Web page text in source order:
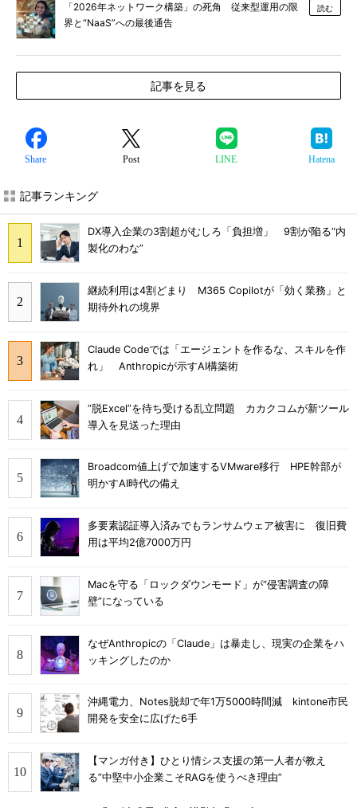
「2026年ネットワーク構築」の死角 従来型運用の限
界と“NaaS”への最後通告
読む
記事を見る
Share Post LINE Hatena
記事ランキング
DX導入企業の3割超がむしろ「負担増」 9割が陥る“内
製化のわな”
継続利用は4割どまり M365 Copilotが「効く業務」と
期待外れの境界
Claude Codeでは「エージェントを作るな、スキルを作
れ」 Anthropicが示すAI構築術
“脱Excel”を待ち受ける乱立問題 カカクコムが新ツール
導入を見送った理由
Broadcom値上げで加速するVMware移行 HPE幹部が
明かすAI時代の備え
多要素認証導入済みでもランサムウェア被害に 復旧費
用は平均2億7000万円
Macを守る「ロックダウンモード」が“侵害調査の障
壁”になっている
なぜAnthropicの「Claude」は暴走し、現実の企業をハ
ッキングしたのか
沖縄電力、Notes脱却で年1万5000時間減 kintone市民
開発を安全に広げた6手
【マンガ付き】ひとり情シス支援の第一人者が教え
る”中堅中小企業こそRAGを使うべき理由”